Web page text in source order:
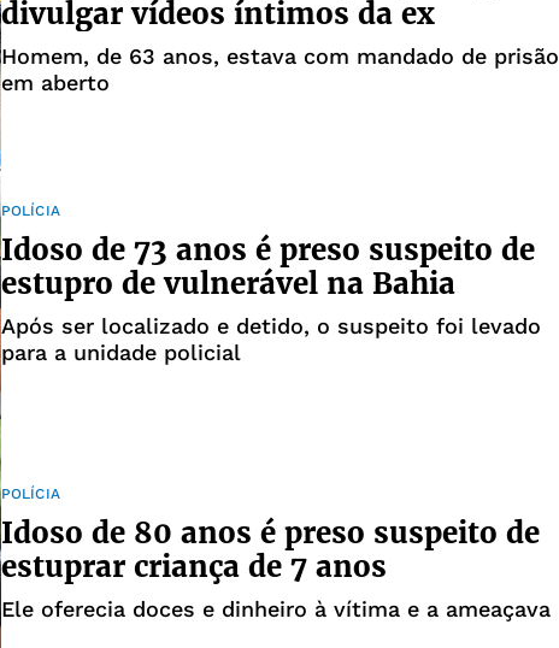
divulgar vídeos íntimos da ex
Homem, de 63 anos, estava com mandado de prisão
em aberto
POLÍCIA
Idoso de 73 anos é preso suspeito de
estupro de vulnerável na Bahia
Após ser localizado e detido, o suspeito foi levado
para a unidade policial
POLÍCIA
Idoso de 80 anos é preso suspeito de
estuprar criança de 7 anos
Ele oferecia doces e dinheiro à vítima e a ameaçava